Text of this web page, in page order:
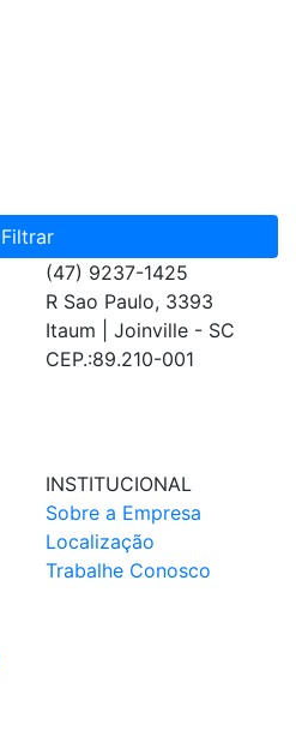
Filtrar
(47) 9237-1425
R Sao Paulo, 3393
Itaum | Joinville - SC
CEP.:89.210-001
INSTITUCIONAL
Sobre a Empresa
Localização
Trabalhe Conosco